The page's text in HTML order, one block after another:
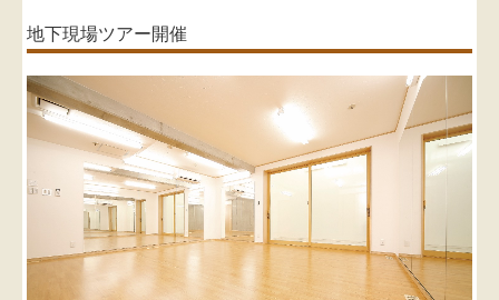
地下現場ツアー開催